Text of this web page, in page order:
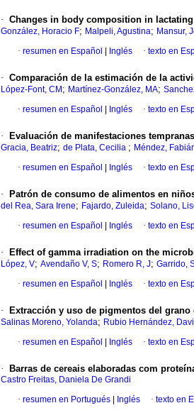
· Changes in body composition in
González, Horacio F; Malpeli, Agustina; Mansur,
· resumen en Español Inglés · texto en
· Comparación de la estimación de la
López-Font, CM ; Martínez-González, MA;
· resumen en Español Inglés · texto en
· Evaluación de manifestaciones
Gracia, Beatriz; de Plata, Cecilia ; Méndez,
· resumen en Español Inglés · texto en
· Patrón de consumo de alimentos en
del Rea, Sara Irene; Fajardo, Zuleida; Solano,
· resumen en Español Inglés · texto en
· Effect of gamma irradiation on the
López, V; Avendaño V, S; Romero R, J; Garrido,
· resumen en Español Inglés · texto en
· Extracción y uso de pigmentos del
Salinas Moreno, Yolanda; Rubio Hernández,
· resumen en Español Inglés · texto en
· Barras de cereais elaboradas com
Castro Freitas, Daniela De Grandi
· resumen en Portugués Inglés · texto en